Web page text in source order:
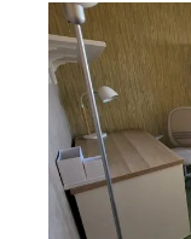
COMPIEGNE 60
16,79 m
, 1
Ref : 18112
430
par mois